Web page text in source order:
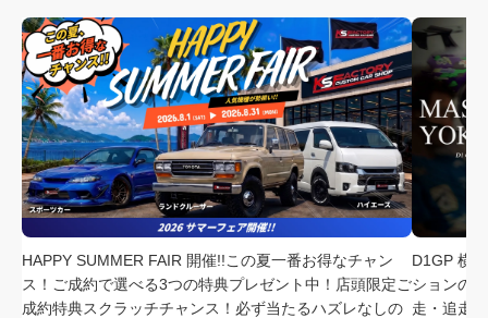
HAPPY SUMMER FAIR 開催!!この夏一番お得なチャン
ス！ご成約で選べる3つの特典プレゼント中！店頭限定ご
成約特典スクラッチチャンス！必ず当たるハズレなしの
D1GP 横
ションの
走・追走